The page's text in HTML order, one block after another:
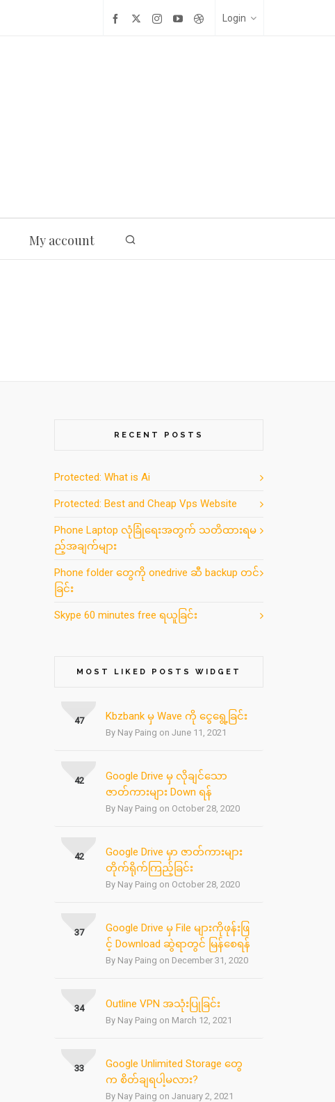
Login
My account
RECENT POSTS
Protected: What is Ai
Protected: Best and Cheap Vps Website
Phone Laptop လုံခြုံရေးအတွက် သတိထားရမ
ည့်အချက်များ
Phone folder တွေကို onedrive ဆီ backup တင်
ခြင်း
Skype 60 minutes free ရယူခြင်း
MOST LIKED POSTS WIDGET
Kbzbank မှ Wave ကို ငွေရွေ့ခြင်း
By Nay Paing on June 11, 2021
47
Google Drive မှ လိုချင်သော
ဇာတ်ကားများ Down ရန်
By Nay Paing on October 28, 2020
42
Google Drive မှာ ဇာတ်ကားများ
တိုက်ရိုက်ကြည့်ခြင်း
By Nay Paing on October 28, 2020
42
Google Drive မှ File များကိုဖုန်းဖြ
င့် Download ဆွဲရာတွင် မြန်စေရန်
By Nay Paing on December 31, 2020
37
Outline VPN အသုံးပြုခြင်း
By Nay Paing on March 12, 2021
34
Google Unlimited Storage တွေ
က စိတ်ချရပါ့မလား?
By Nay Paing on January 2, 2021
33